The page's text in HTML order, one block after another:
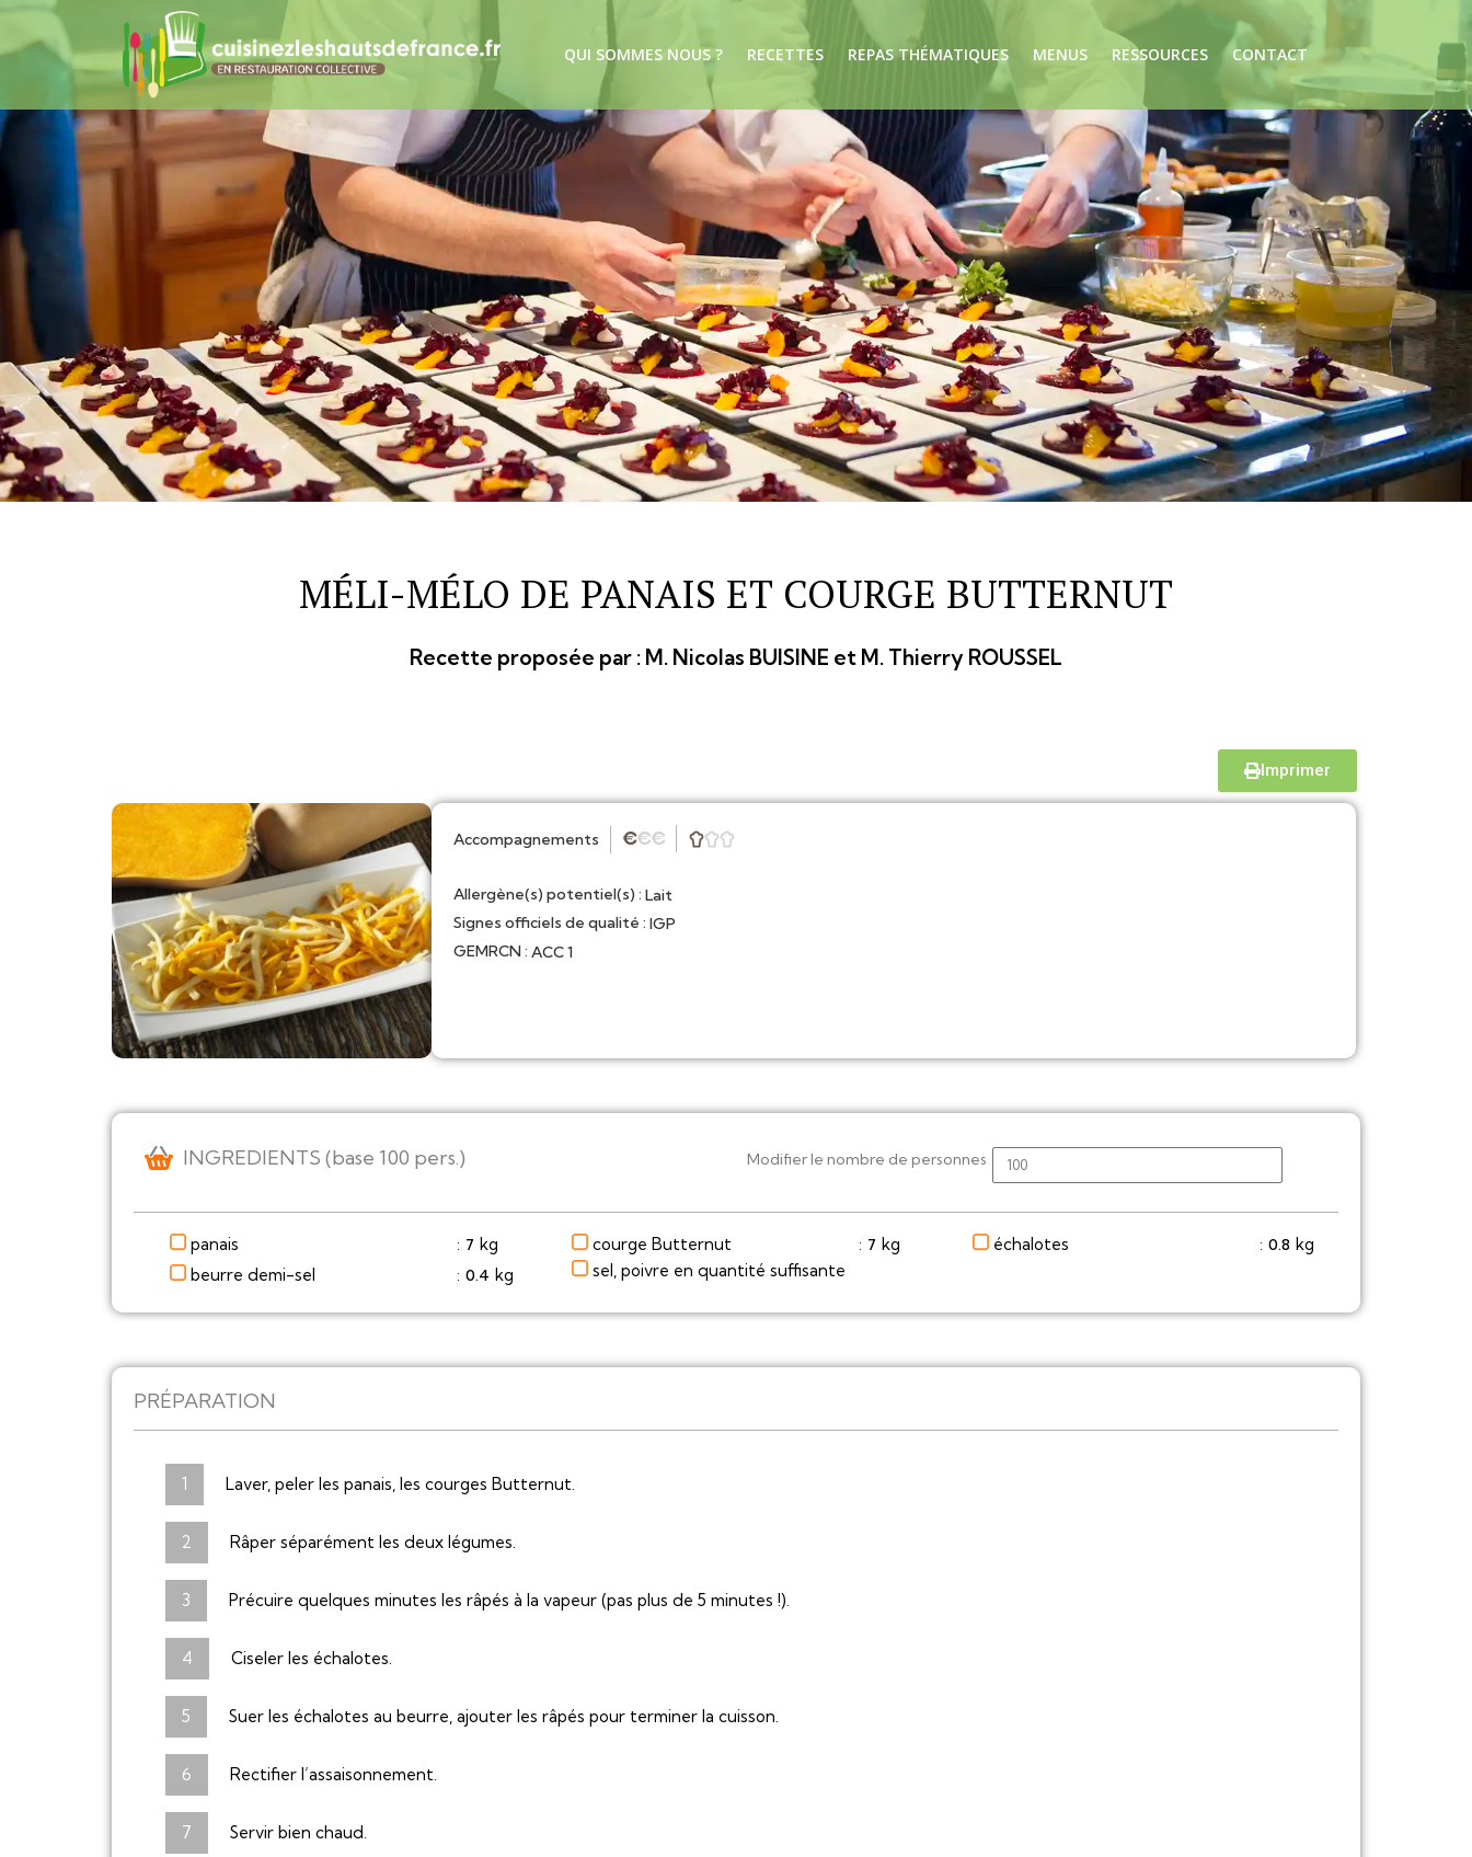
QUI SOMMES NOUS ? RECETTES REPAS THÉMATIQUES MENUS RESSOURCES CONTACT
MÉLI-MÉLO DE PANAIS ET COURGE BUTTERNUT
Recette proposée par : M. Nicolas BUISINE et M. Thierry ROUSSEL
Imprimer
Accompagnements ★★★ 
Allergène(s) potentiel(s) : Lait
Signes officiels de qualité : IGP
GEMRCN : ACC 1
INGREDIENTS (base 100 pers.) Modifier le nombre de personnes
panais : 7 kg courge Butternut : 7 kg échalotes : 0.8 kg
beurre demi-sel
: 0.4 kg sel, poivre en quantité suffisante
PRÉPARATION
Laver, peler les panais, les courges Butternut.
Râper séparément les deux légumes.
Précuire quelques minutes les râpés à la vapeur (pas plus de 5 minutes !).
Ciseler les échalotes.
Suer les échalotes au beurre, ajouter les râpés pour terminer la cuisson.
Rectifier l’assaisonnement.
Servir bien chaud.